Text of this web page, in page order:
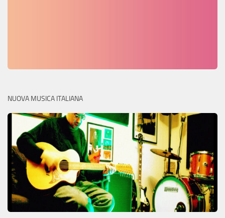
NUOVA MUSICA ITALIANA